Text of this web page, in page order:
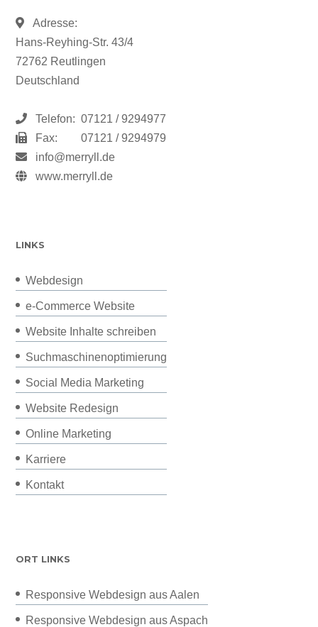
Adresse:
Hans-Reyhing-Str. 43/4
72762 Reutlingen
Deutschland
Telefon: 07121 / 9294977
Fax:
07121 / 9294979
info@merryll.de
www.merryll.de
LINKS
Webdesign
e-Commerce Website
Website Inhalte schreiben
Suchmaschinenoptimierung
Social Media Marketing
Website Redesign
Online Marketing
Karriere
Kontakt
ORT LINKS
Responsive Webdesign aus Aalen
Responsive Webdesign aus Aspach